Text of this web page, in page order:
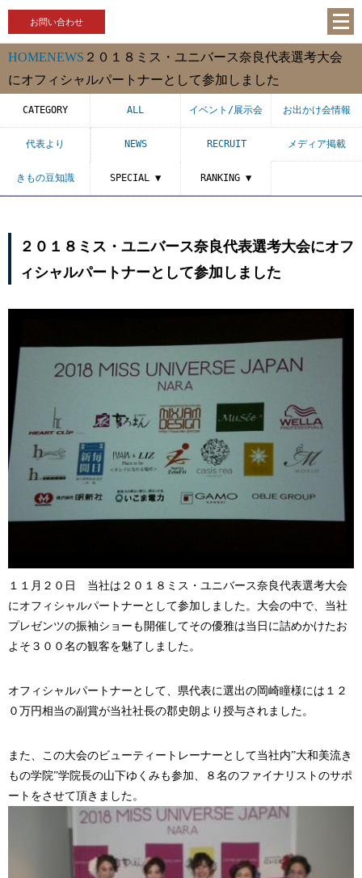
お問い合わせ
HOMENEWS ２０１８ミス・ユニバース奈良代表選考大会
にオフィシャルパートナーとして参加しました
CATEGORY ALL イベント/展示会 お出かけ会情報
代表より NEWS RECRUIT メディア掲載
きもの豆知識 SPECIAL ▼ RANKING ▼
２０１８ミス・ユニバース奈良代表選考大会にオフ
ィシャルパートナーとして参加しました
１１月２０日 当社は２０１８ミス・ユニバース奈良代表選考大会
にオフィシャルパートナーとして参加しました。大会の中で、当社
プレゼンツの振袖ショーも開催してその優雅は当日に詰めかけたお
よそ３００名の観客を魅了しました。
オフィシャルパートナーとして、県代表に選出の岡崎瞳様には１２
０万円相当の副賞が当社社長の郡史朗より授与されました。
また、この大会のビューティートレーナーとして当社内”大和美流き
もの学院”学院長の山下ゆくみも参加、８名のファイナリストのサポ
ートをさせて頂きました。